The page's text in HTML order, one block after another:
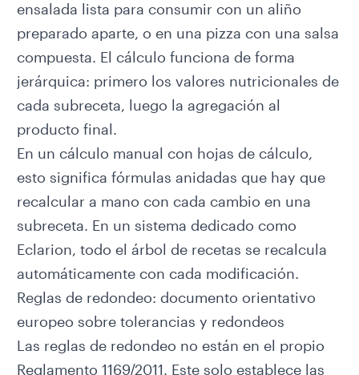
ensalada lista para consumir con un aliño
preparado aparte, o en una pizza con una salsa
compuesta. El cálculo funciona de forma
jerárquica: primero los valores nutricionales de
cada subreceta, luego la agregación al
producto final.
En un cálculo manual con hojas de cálculo,
esto significa fórmulas anidadas que hay que
recalcular a mano con cada cambio en una
subreceta. En un sistema dedicado como
Eclarion, todo el árbol de recetas se recalcula
automáticamente con cada modificación.
Reglas de redondeo: documento orientativo
europeo sobre tolerancias y redondeos
Las reglas de redondeo no están en el propio
Reglamento 1169/2011. Este solo establece las